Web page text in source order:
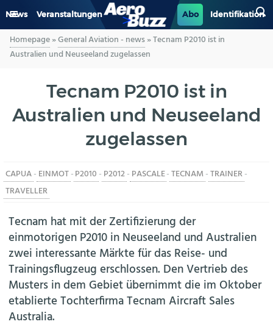
News Veranstaltungen Abo Identifikation
GENERAL AVIATION
LUFTVERKEHR
INDUSTRIE
BERUFE
AERO-KULTUR
Homepage»General Aviation - news»Tecnam P2010 ist in
Australien und Neuseeland zugelassen
Tecnam P2010 ist in
Australien und Neuseeland
zugelassen
CAPUA- EINMOT-P2010 - P2012- PASCALE-TECNAM -TRAINER-
TRAVELLER
Tecnam hat mit der Zertifizierung der
einmotorigen P2010 in Neuseeland und Australien
zwei interessante Märkte für das Reise- und
Trainingsflugzeug erschlossen. Den Vertrieb des
Musters in dem Gebiet übernimmt die im Oktober
etablierte Tochterfirma Tecnam Aircraft Sales
Australia.